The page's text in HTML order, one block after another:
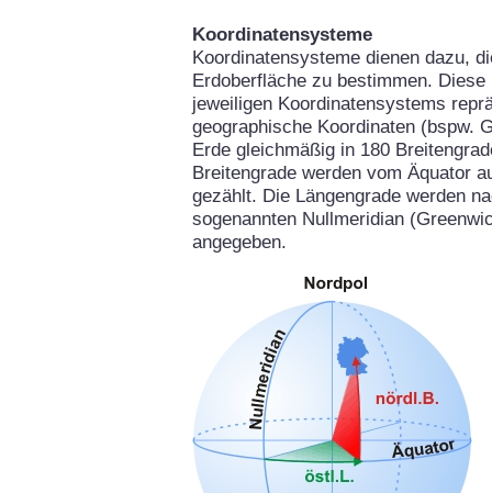
Koordinatensysteme
Koordinatensysteme dienen dazu,
Erdoberfläche zu bestimmen.
jeweiligen Koordinatensystems
geographische Koordinaten (bspw.
Erde gleichmäßig in 180
Breitengrade werden vom Äquator
gezählt. Die Längengrade werden
sogenannten Nullmeridian
angegeben.